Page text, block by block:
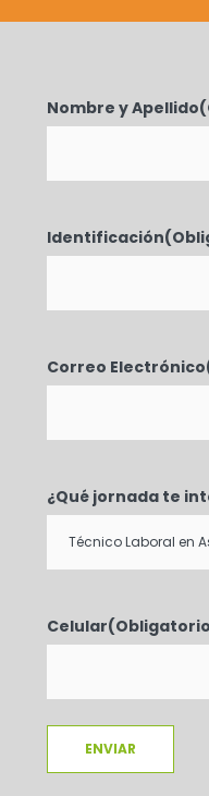
Nombre y Apellido
Identificación
Correo Electrónico
¿Qué jornada te
Celular